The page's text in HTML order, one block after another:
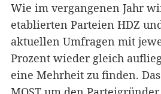
Wie im vergangenen Jahr
etablierten Parteien HDZ
aktuellen Umfragen mit
Prozent wieder gleich
eine Mehrheit zu finden.